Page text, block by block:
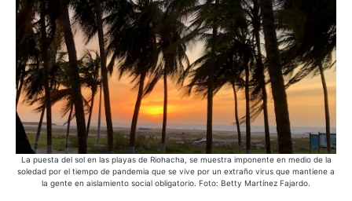
La puesta del sol en las playas de Riohacha, se muestra imponente en medio de la
soledad por el tiempo de pandemia que se vive por un extraño virus que mantiene a
la gente en aislamiento social obligatorio. Foto: Betty Martínez Fajardo.